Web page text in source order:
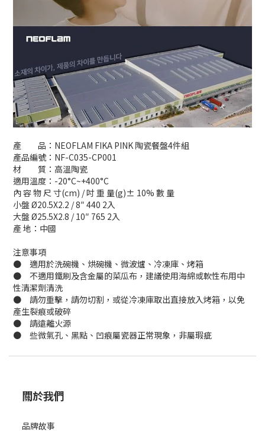
產 品：NEOFLAM FIKA PINK 陶瓷餐盤4件組
產品編號：NF-C035-CP001
材 質：高溫陶瓷
適用溫度：-20°C~+400°C
內 容 物 尺 寸(cm) / 吋 重 量(g)± 10% 數 量
小盤 Ø20.5X2.2 / 8″ 440 2入
大盤 Ø25.5X2.8 / 10″ 765 2入
產 地：中國
注意事項
● 適用於洗碗機、烘碗機、微波爐、冷凍庫、烤箱
● 不適用鐵刷及含金屬的菜瓜布，建議使用海綿或軟性布用中
性清潔劑清洗
● 請勿重擊，請勿切割，或從冷凍庫取出直接放入烤箱，以免
產生裂痕或破碎
● 請遠離火源
● 些微氣孔、黑點、凹痕屬瓷器正常現象，非屬瑕疵
關於我們
品牌故事